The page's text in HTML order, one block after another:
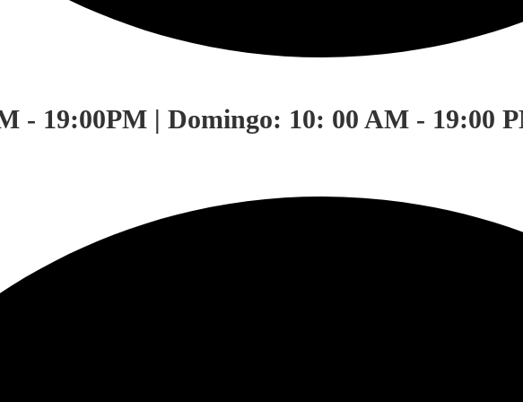
- 19:00PM | Domingo: 10: 00 AM - 19:00